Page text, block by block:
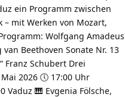
ein Programm zwischen
mit Werken von Mozart,
Wolfgang Amadeus
Beethoven Sonate Nr. 13
Franz Schubert Drei
2026 🕔 17:00 Uhr
Vaduz 🎹 Evgenia Fölsche,